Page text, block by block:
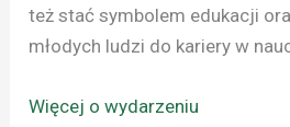
też stać symbolem edukacji
młodych ludzi do kariery w
Więcej o wydarzeniu